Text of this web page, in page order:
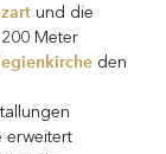
und die
Meter
den
erweitert